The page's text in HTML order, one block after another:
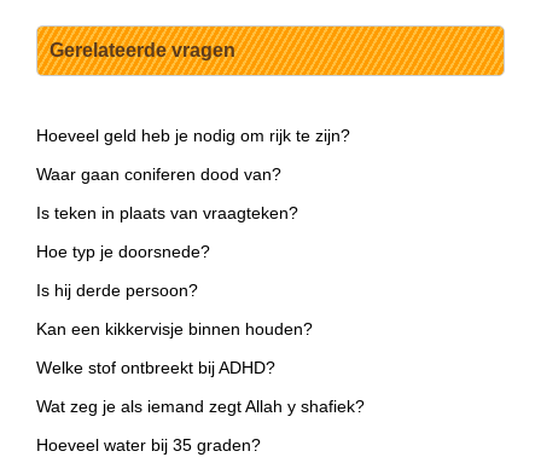
Gerelateerde vragen
Hoeveel geld heb je nodig om rijk te zijn?
Waar gaan coniferen dood van?
Is teken in plaats van vraagteken?
Hoe typ je doorsnede?
Is hij derde persoon?
Kan een kikkervisje binnen houden?
Welke stof ontbreekt bij ADHD?
Wat zeg je als iemand zegt Allah y shafiek?
Hoeveel water bij 35 graden?